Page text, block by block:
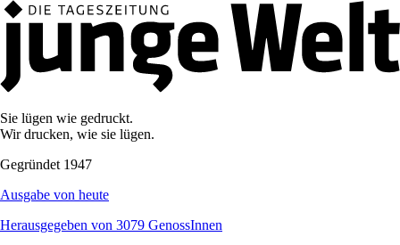
Sie lügen wie gedruckt.
Wir drucken, wie sie lügen.
Gegründet 1947
Ausgabe von heute
Herausgegeben von 3079 GenossInnen